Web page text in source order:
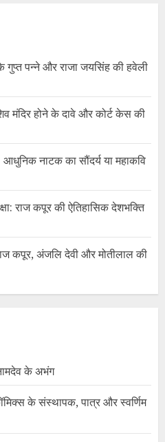
गुप्त पन्ने और राजा जयसिंह की हवेली
मंदिर होने के दावे और कोर्ट केस की
नाटक का सौंदर्य या महाकवि
राज कपूर की ऐतिहासिक देशभक्ति
कपूर, अंजलि देवी और मोतीलाल की
के अभंग
के संस्थापक, पात्र और स्वर्णिम